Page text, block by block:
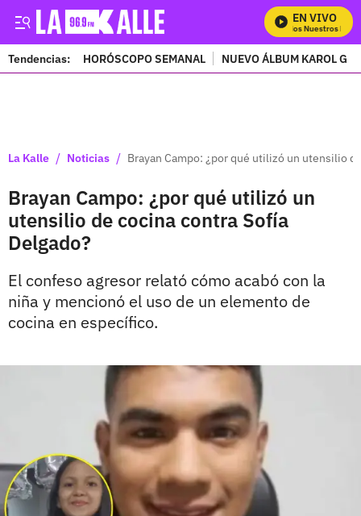
EN VIVO
Mira Todos Nuestros
Tendencias: HORÓSCOPO SEMANAL NUEVO ÁLBUM KAROL G
La Kalle / Noticias / Brayan Campo: ¿por qué utilizó un utensilio
Brayan Campo: ¿por qué utilizó un
utensilio de cocina contra Sofía
Delgado?
El confeso agresor relató cómo acabó con la
niña y mencionó el uso de un elemento de
cocina en específico.